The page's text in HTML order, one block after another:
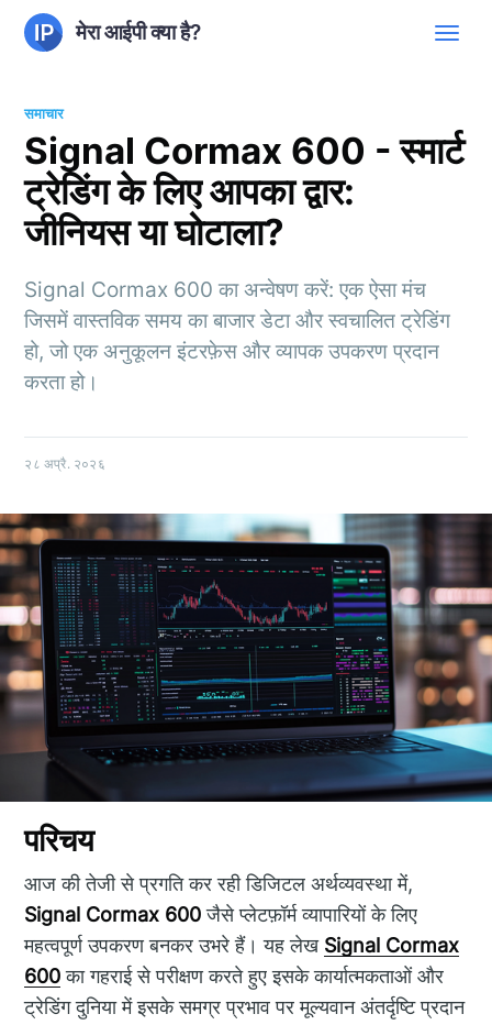
मेरा आईपी क्या है?
समाचार
Signal Cormax 600 - स्मार्ट
ट्रेडिंग के लिए आपका द्वार:
जीनियस या घोटाला?
Signal Cormax 600 का अन्वेषण करें: एक ऐसा मंच
जिसमें वास्तविक समय का बाजार डेटा और स्वचालित ट्रेडिंग
हो, जो एक अनुकूलन इंटरफ़ेस और व्यापक उपकरण प्रदान
करता हो।
२८ अप्रै. २०२६
परिचय
आज की तेजी से प्रगति कर रही डिजिटल अर्थव्यवस्था में,
Signal Cormax 600जैसे प्लेटफ़ॉर्म व्यापारियों के लिए
महत्वपूर्ण उपकरण बनकर उभरे हैं। यह लेख Signal Cormax
600का गहराई से परीक्षण करते हुए इसके कार्यात्मकताओं और
ट्रेडिंग दुनिया में इसके समग्र प्रभाव पर मूल्यवान अंतर्दृष्टि प्रदान